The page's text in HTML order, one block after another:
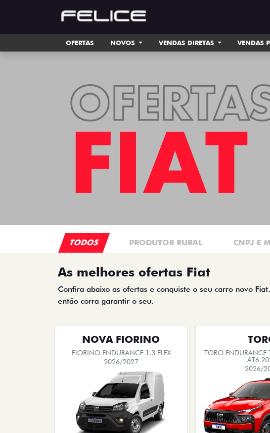
OFERTAS NOVOS VENDAS DIRETAS VENDAS
TODOS PRODUTOR RURAL CNPJ E
As melhores ofertas Fiat
Confira abaixo as ofertas e conquiste o seu carro novo
então corra garantir o seu.
NOVA FIORINO
FIORINO ENDURANCE 1.3 FLEX
2026/2027
TORO ENDURANCE
AT6
2026/